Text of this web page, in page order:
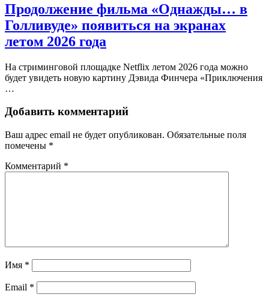
Продолжение фильма «Однажды… в
Голливуде» появиться на экранах
летом 2026 года
На стриминговой площадке Netflix летом 2026 года можно
будет увидеть новую картину Дэвида Финчера «Приключения
…
Добавить комментарий
Ваш адрес email не будет опубликован. Обязательные поля
помечены *
Комментарий *
Имя *
Email *